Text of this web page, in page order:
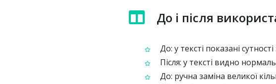
До і після
До: у тексті показані
Після: у тексті видно
До: ручна заміна великої